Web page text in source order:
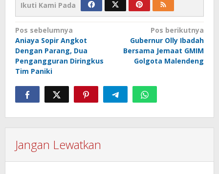
Ikuti Kami Pada
Navigasi
pos
Pos sebelumnya
Aniaya Sopir Angkot
Dengan Parang, Dua
Pengangguran Diringkus
Tim Paniki
Pos berikutnya
Gubernur Olly Ibadah
Bersama Jemaat GMIM
Golgota Malendeng
Jangan Lewatkan